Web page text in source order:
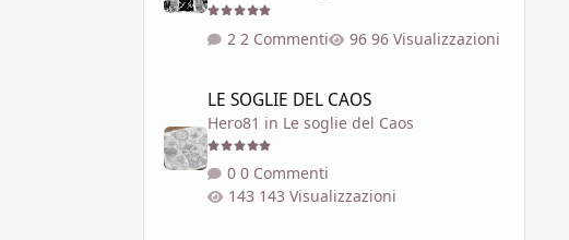
2 Commenti 96 Visualizzazioni
LE SOGLIE DEL CAOS
Hero81 in Le soglie del Caos
0 Commenti
143 Visualizzazioni